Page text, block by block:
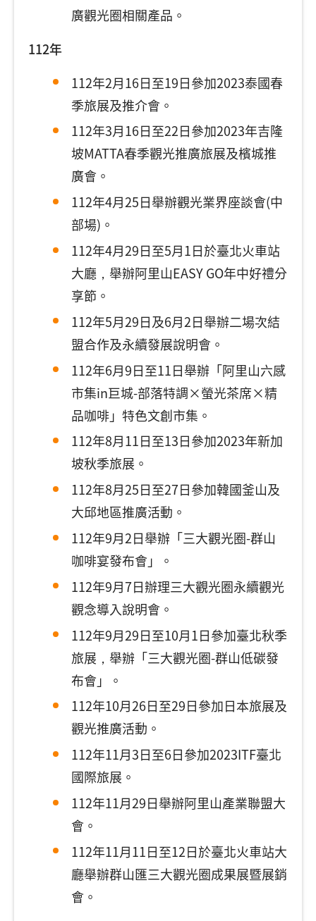
廣觀光圈相關產品。
112年
112年2月16日至19日參加2023泰國春
季旅展及推介會。
112年3月16日至22日參加2023年吉隆
坡MATTA春季觀光推廣旅展及檳城推
廣會。
112年4月25日舉辦觀光業界座談會(中
部場)。
112年4月29日至5月1日於臺北火車站
大廳，舉辦阿里山EASY GO年中好禮分
享節。
112年5月29日及6月2日舉辦二場次結
盟合作及永續發展說明會。
112年6月9日至11日舉辦「阿里山六感
市集in巨城-部落特調×螢光茶席×精
品咖啡」特色文創市集。
112年8月11日至13日參加2023年新加
坡秋季旅展。
112年8月25日至27日參加韓國釜山及
大邱地區推廣活動。
112年9月2日舉辦「三大觀光圈-群山
咖啡宴發布會」。
112年9月7日辦理三大觀光圈永續觀光
觀念導入說明會。
112年9月29日至10月1日參加臺北秋季
旅展，舉辦「三大觀光圈-群山低碳發
布會」。
112年10月26日至29日參加日本旅展及
觀光推廣活動。
112年11月3日至6日參加2023ITF臺北
國際旅展。
112年11月29日舉辦阿里山產業聯盟大
會。
112年11月11日至12日於臺北火車站大
廳舉辦群山匯三大觀光圈成果展暨展銷
會。